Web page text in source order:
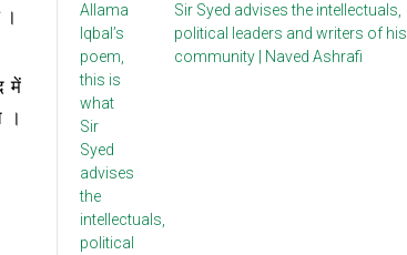
।
में
।
Sir Syed advises the intellectuals,
political leaders and writers of his
community | Naved Ashrafi